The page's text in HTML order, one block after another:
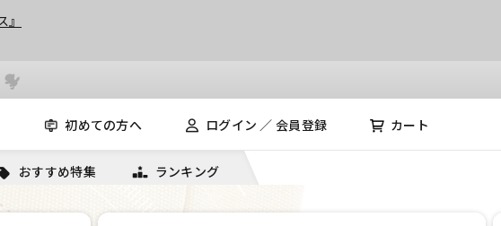
初めての方へ ログイン ／ 会員登録 カート
おすすめ特集 ランキング